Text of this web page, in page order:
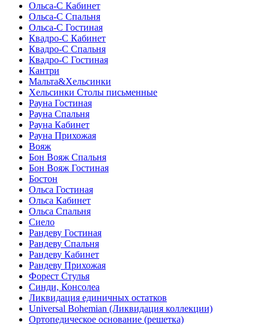
Ольса-С Кабинет
Ольса-С Спальня
Ольса-С Гостиная
Квадро-С Кабинет
Квадро-С Спальня
Квадро-С Гостиная
Кантри
Мальта&Хельсинки
Хельсинки Столы письменные
Рауна Гостиная
Рауна Спальня
Рауна Кабинет
Рауна Прихожая
Вояж
Бон Вояж Спальня
Бон Вояж Гостиная
Бостон
Ольса Гостиная
Ольса Кабинет
Ольса Спальня
Сиело
Рандеву Гостиная
Рандеву Спальня
Рандеву Кабинет
Рандеву Прихожая
Форест Стулья
Синди, Консолеа
Ликвидация единичных остатков
Universal Bohemian (Ликвидация коллекции)
Ортопедическое основание (решетка)